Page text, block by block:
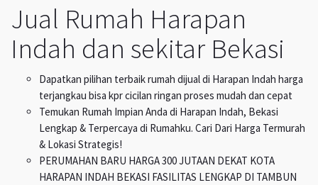
Jual Rumah Harapan
Indah dan sekitar Bekasi
Dapatkan pilihan terbaik rumah dijual di Harapan Indah harga
terjangkau bisa kpr cicilan ringan proses mudah dan cepat
Temukan Rumah Impian Anda di Harapan Indah, Bekasi
Lengkap & Terpercaya di Rumahku. Cari Dari Harga Termurah
& Lokasi Strategis!
PERUMAHAN BARU HARGA 300 JUTAAN DEKAT KOTA
HARAPAN INDAH BEKASI FASILITAS LENGKAP DI TAMBUN